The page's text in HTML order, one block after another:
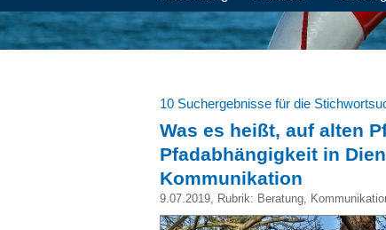
10 Suchergebnisse für die
Was es heißt, auf alten
Pfadabhängigkeit in
Kommunikation
9.07.2019, Rubrik: Beratung,